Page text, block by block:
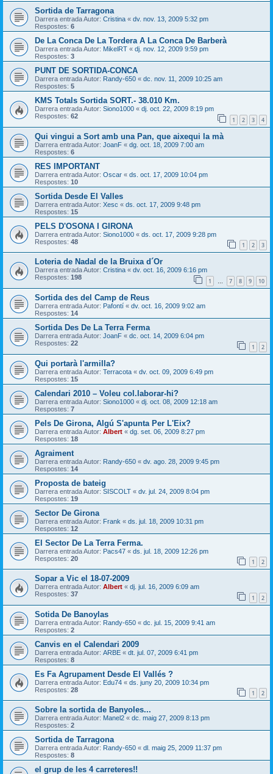
Sortida de Tarragona
Darrera entrada Autor: Cristina « dv. nov. 13, 2009 5:32 pm
Respostes: 6
De La Conca De La Tordera A La Conca De Barberà
Darrera entrada Autor: MikelRT « dj. nov. 12, 2009 9:59 pm
Respostes: 3
PUNT DE SORTIDA-CONCA
Darrera entrada Autor: Randy-650 « dc. nov. 11, 2009 10:25 am
Respostes: 5
KMS Totals Sortida SORT.- 38.010 Km.
Darrera entrada Autor: Siono1000 « dj. oct. 22, 2009 8:19 pm
Respostes: 62 1 2 3 4
Qui vingui a Sort amb una Pan, que aixequi la mà
Darrera entrada Autor: JoanF « dg. oct. 18, 2009 7:00 am
Respostes: 6
RES IMPORTANT
Darrera entrada Autor: Oscar « ds. oct. 17, 2009 10:04 pm
Respostes: 10
Sortida Desde El Valles
Darrera entrada Autor: Xesc « ds. oct. 17, 2009 9:48 pm
Respostes: 15
PELS D'OSONA I GIRONA
Darrera entrada Autor: Siono1000 « ds. oct. 17, 2009 9:28 pm
Respostes: 48 1 2 3
Loteria de Nadal de la Bruixa d´Or
Darrera entrada Autor: Cristina « dv. oct. 16, 2009 6:16 pm
Respostes: 198 1 … 7 8 9 10
Sortida des del Camp de Reus
Darrera entrada Autor: Pafontí « dv. oct. 16, 2009 9:02 am
Respostes: 14
Sortida Des De La Terra Ferma
Darrera entrada Autor: JoanF « dc. oct. 14, 2009 6:04 pm
Respostes: 22 1 2
Qui portarà l'armilla?
Darrera entrada Autor: Terracota « dv. oct. 09, 2009 6:49 pm
Respostes: 15
Calendari 2010 – Voleu col.laborar-hi?
Darrera entrada Autor: Siono1000 « dj. oct. 08, 2009 12:18 am
Respostes: 7
Pels De Girona, Algú S'apunta Per L'Eix?
Darrera entrada Autor: Albert « dg. set. 06, 2009 8:27 pm
Respostes: 18
Agraiment
Darrera entrada Autor: Randy-650 « dv. ago. 28, 2009 9:45 pm
Respostes: 14
Proposta de bateig
Darrera entrada Autor: SISCOLT « dv. jul. 24, 2009 8:04 pm
Respostes: 19
Sector De Girona
Darrera entrada Autor: Frank « ds. jul. 18, 2009 10:31 pm
Respostes: 12
El Sector De La Terra Ferma.
Darrera entrada Autor: Pacs47 « ds. jul. 18, 2009 12:26 pm
Respostes: 20 1 2
Sopar a Vic el 18-07-2009
Darrera entrada Autor: Albert « dj. jul. 16, 2009 6:09 am
Respostes: 37 1 2
Sotida De Banoylas
Darrera entrada Autor: Randy-650 « dc. jul. 15, 2009 9:41 am
Respostes: 2
Canvis en el Calendari 2009
Darrera entrada Autor: ARBE « dt. jul. 07, 2009 6:41 pm
Respostes: 8
Es Fa Agrupament Desde El Vallés ?
Darrera entrada Autor: Edu74 « ds. juny 20, 2009 10:34 pm
Respostes: 28 1 2
Sobre la sortida de Banyoles...
Darrera entrada Autor: Manel2 « dc. maig 27, 2009 8:13 pm
Respostes: 2
Sortida de Tarragona
Darrera entrada Autor: Randy-650 « dl. maig 25, 2009 11:37 pm
Respostes: 8
el grup de les 4 carreteres!!